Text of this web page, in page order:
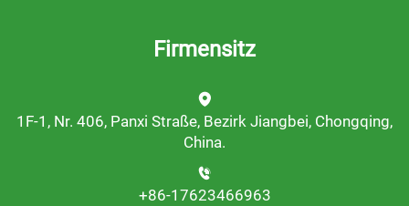
Firmensitz
1F-1, Nr. 406, Panxi Straße, Bezirk Jiangbei, Chongqing,
China.
+86-17623466963